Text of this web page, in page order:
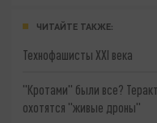
ЧИТАЙТЕ ТАКЖЕ:
Технофашисты XXI века
"Кротами" были все?
охотятся "живые дроны"